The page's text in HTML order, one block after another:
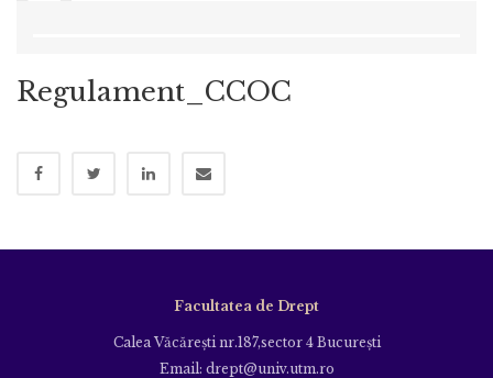
Regulament_CCOC
Facultatea de Drept
Calea Văcăreşti nr.187,sector 4 Bucureşti
Email: drept@univ.utm.ro